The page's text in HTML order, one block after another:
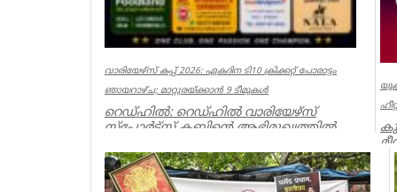
വാരിയേഴ്സ് കപ്പ് 2026: ഏകദിന ടി10 ക്രിക്കറ്റ് പോരാട്ടം
ഞായറാഴ്ച; മാറ്റുരയ്ക്കാൻ 9 ടീമുകൾ
റെഡ്ഹിൽ: റെഡ്ഹിൽ വാരിയേഴ്സ്
സ്പോർട്സ് ക്ലബ്ബിന്റെ ആഭിമുഖ്യത്തിൽ
Associations